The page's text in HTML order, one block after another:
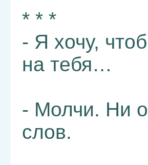
* * *
- Я хочу,
на тебя…
- Молчи. Ни
слов.